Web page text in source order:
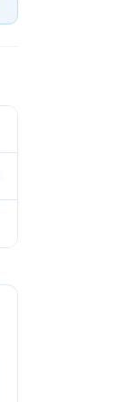
görmək
nedir?